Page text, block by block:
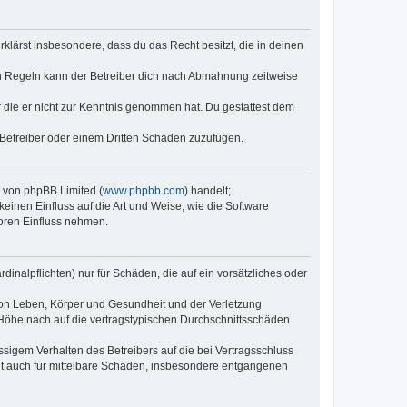
insbesondere, dass du das Recht besitzt, die in deinen
kann der Betreiber dich nach Abmahnung zeitweise
er nicht zur Kenntnis genommen hat. Du gestattest dem
oder einem Dritten Schaden zuzufügen.
phpBB Limited (www.phpbb.com) handelt;
Einfluss auf die Art und Weise, wie die Software
Einfluss nehmen.
nur für Schäden, die auf ein vorsätzliches oder
Leben, Körper und Gesundheit und der Verletzung
nach auf die vertragstypischen Durchschnittsschäden
Verhalten des Betreibers auf die bei Vertragsschluss
für mittelbare Schäden, insbesondere entgangenen